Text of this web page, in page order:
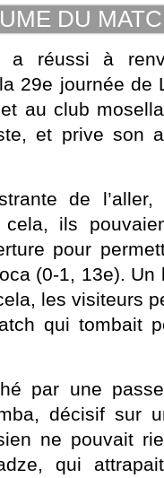
DU
a réussi à
29e journée de
au club
et prive son
de
ils
pour
(0-1, 13e).
les visiteurs
qui tombait
par une
décisif sur
ne pouvait
qui